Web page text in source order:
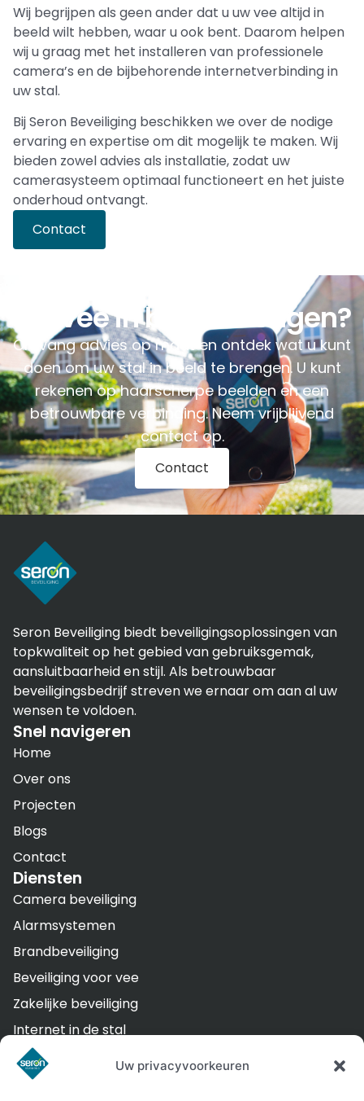
Uw privacyvoorkeuren
Wij begrijpen als geen ander dat u uw vee altijd in
beeld wilt hebben, waar u ook bent. Daarom helpen
wij u graag met het installeren van professionele
camera’s en de bijbehorende internetverbinding in
uw stal.
Bij Seron Beveiliging beschikken we over de nodige
ervaring en expertise om dit mogelijk te maken. Wij
bieden zowel advies als installatie, zodat uw
camerasysteem optimaal functioneert en het juiste
onderhoud ontvangt.
Contact
Uw vee in beeld brengen?
Ontvang advies op maat en ontdek wat u kunt
doen om uw stal in beeld te brengen. U kunt
rekenen op haarscherpe beelden en een
betrouwbare verbinding.Neem vrijblijvend
contact op.
Contact
Seron Beveiliging biedt beveiligingsoplossingen van
topkwaliteit op het gebied van gebruiksgemak,
aansluitbaarheid en stijl. Als betrouwbaar
beveiligingsbedrijf streven we ernaar om aan al uw
wensen te voldoen.
Snel navigeren
Home
Over ons
Projecten
Blogs
Contact
Diensten
Camera beveiliging
Alarmsystemen
Brandbeveiliging
Beveiliging voor vee
Zakelijke beveiliging
Internet in de stal
Branddetectie voor de paardenstal
Contact